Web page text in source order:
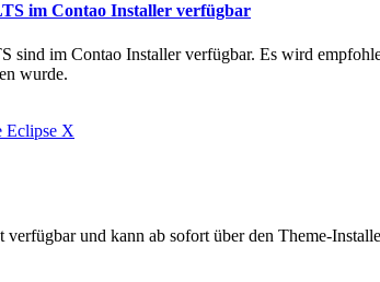
im Contao Installer verfügbar
sind im Contao Installer verfügbar. Es wird
wurde.
und kann ab sofort über den Theme-